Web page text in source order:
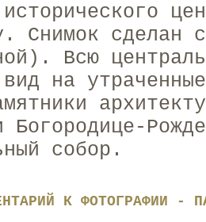
Снимок сделан
Всю
вид на
Богородице-
собор.
К ФОТОГРАФИИ -